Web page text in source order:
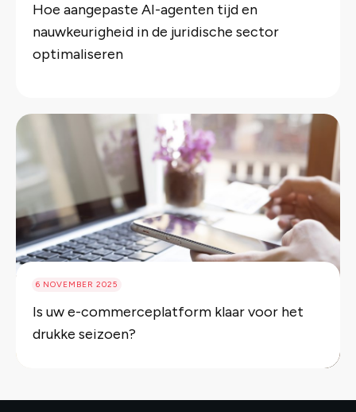
Hoe aangepaste AI-agenten tijd en
nauwkeurigheid in de juridische sector
optimaliseren
6 NOVEMBER 2025
Is uw e-commerceplatform klaar voor het
drukke seizoen?